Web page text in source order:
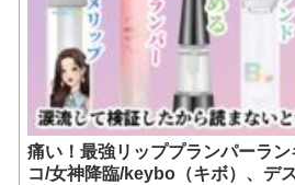
痛い！最強リッププランパーラ
コ/女神降臨/keybo（キボ）、デ